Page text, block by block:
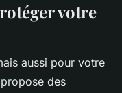
votre
aussi pour votre
des